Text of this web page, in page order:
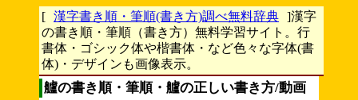
[ 漢字書き順・筆順(書き方)調べ無料辞典 ]漢字
の書き順・筆順（書き方）無料学習サイト。行
書体・ゴシック体や楷書体・など色々な字体(書
体)・デザインも画像表示。
艫の書き順・筆順・艫の正しい書き方/動画